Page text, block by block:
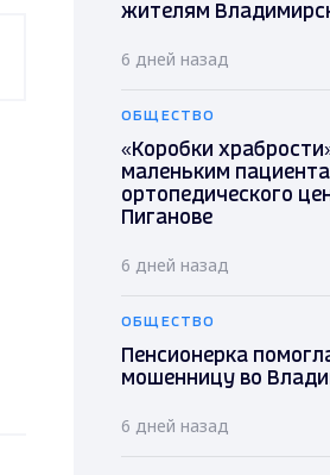
жителям
6 дней назад
ОБЩЕСТВО
«Коробки
маленьким
ортопедического
Пиганове
6 дней назад
ОБЩЕСТВО
Пенсионерка
мошенницу во
6 дней назад